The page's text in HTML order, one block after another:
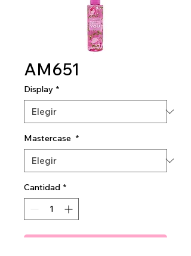
AM651
Display *
Mastercase *
Cantidad *